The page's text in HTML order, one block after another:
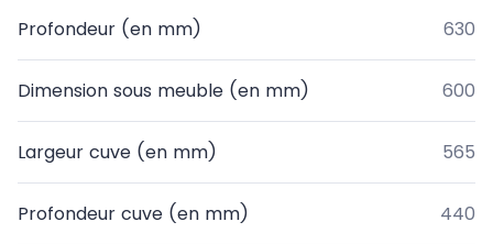
Profondeur (en mm) 630
Dimension sous meuble (en mm) 600
Largeur cuve (en mm) 565
Profondeur cuve (en mm) 440